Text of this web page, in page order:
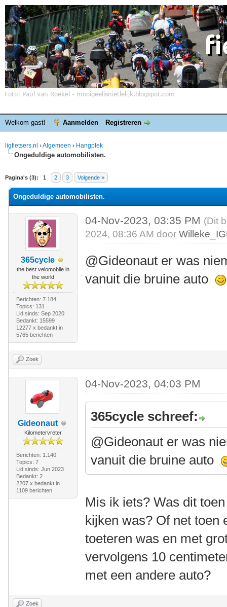
Welkom gast! Aanmelden Registreren
ligfietsers.nl ›Algemeen › Hangplek
Ongeduldige automobilisten.
Pagina's (3): 1 2 3 Volgende »
waardering is 0
Ongeduldige automobilisten.
365cycle
the best velomobile in
the world
Berichten: 7.184
Topics: 131
Lid sinds: Sep 2020
Bedankt: 15599
12277 x bedankt in
5765 berichten
04-Nov-2023, 03:35 PM (Dit
2024, 08:36 AM door
@Gideonaut er was
vanuit die bruine auto
Zoek
Gideonaut
Kilometervreter
Berichten: 1.140
Topics: 7
Lid sinds: Jun 2023
Bedankt: 2
2207 x bedankt in
1109 berichten
04-Nov-2023, 04:03 PM
365cycle schreef:
@Gideonaut er was
vanuit die bruine auto
Mis ik iets? Was dit
kijken was? Of net toen
toeteren was en met
vervolgens 10
met een andere auto?
Zoek